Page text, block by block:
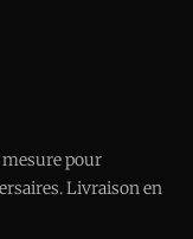
pour
Livraison en